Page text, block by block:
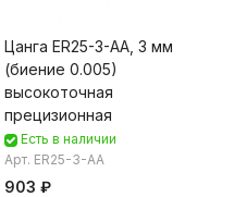
Цанга ER25-3-AA, 3 мм
(биение 0.005)
высокоточная
прецизионная
Есть в наличии
Арт. ER25-3-AA
903 ₽